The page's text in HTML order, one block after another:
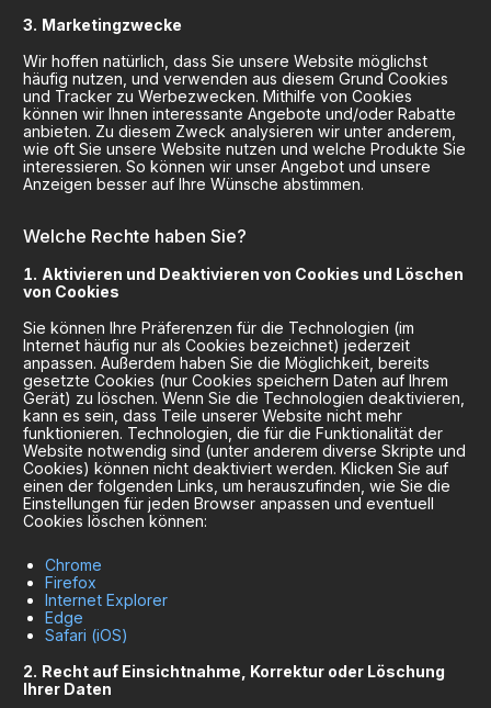
Marketingzwecke
Wir hoffen natürlich, dass Sie unsere Website möglichst
häufig nutzen, und verwenden aus diesem Grund Cookies
und Tracker zu Werbezwecken. Mithilfe von Cookies
können wir Ihnen interessante Angebote und/oder Rabatte
anbieten. Zu diesem Zweck analysieren wir unter anderem,
wie oft Sie unsere Website nutzen und welche Produkte Sie
interessieren. So können wir unser Angebot und unsere
Anzeigen besser auf Ihre Wünsche abstimmen.
Welche Rechte haben Sie?
Aktivieren und Deaktivieren von Cookies und Löschen
von Cookies
Sie können Ihre Präferenzen für die Technologien (im
Internet häufig nur als Cookies bezeichnet) jederzeit
anpassen. Außerdem haben Sie die Möglichkeit, bereits
gesetzte Cookies (nur Cookies speichern Daten auf Ihrem
Gerät) zu löschen. Wenn Sie die Technologien deaktivieren,
kann es sein, dass Teile unserer Website nicht mehr
funktionieren. Technologien, die für die Funktionalität der
Website notwendig sind (unter anderem diverse Skripte und
Cookies) können nicht deaktiviert werden. Klicken Sie auf
einen der folgenden Links, um herauszufinden, wie Sie die
Einstellungen für jeden Browser anpassen und eventuell
Cookies löschen können:
Chrome
Firefox
Internet Explorer
Edge
Safari (iOS)
Recht auf Einsichtnahme, Korrektur oder Löschung
Ihrer Daten